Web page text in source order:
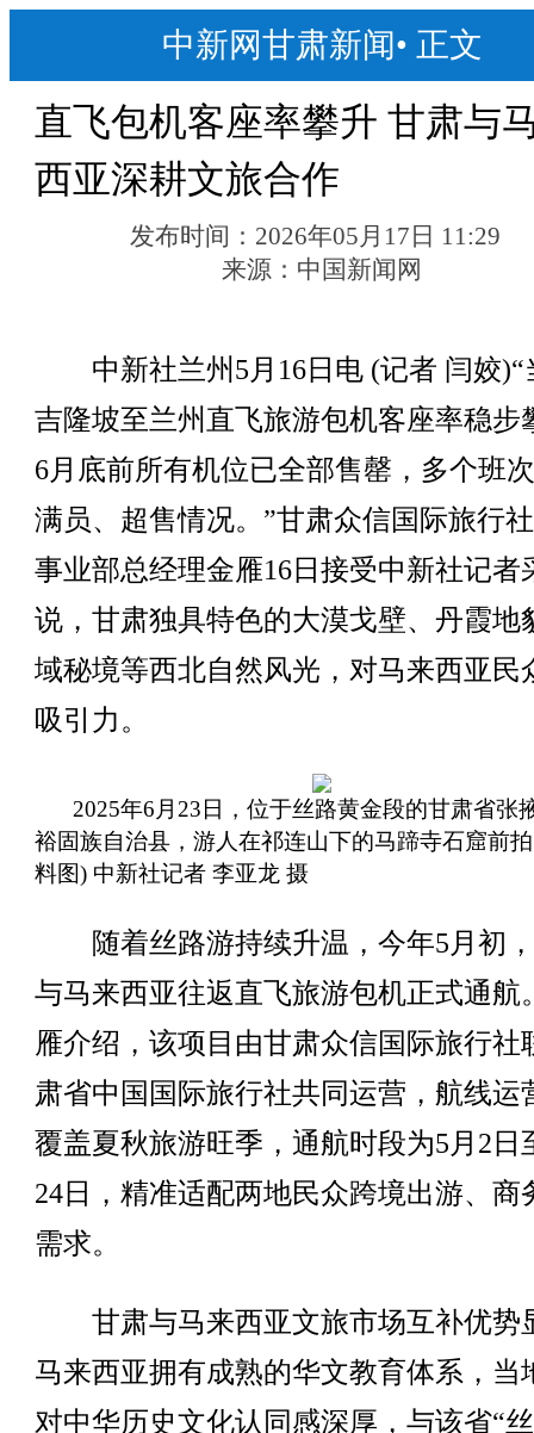
中新网甘肃新闻• 正文
直飞包机客座率攀升 甘肃与
西亚深耕文旅合作
发布时间： 2026年05月17日 11:29
来源： 中国新闻网
中新社兰州5月16日电 (记者 闫姣)“
吉隆坡至兰州直飞旅游包机客座率稳步
6月底前所有机位已全部售罄，多个班
满员、超售情况。”甘肃众信国际旅行
事业部总经理金雁16日接受中新社记者
说，甘肃独具特色的大漠戈壁、丹霞地
域秘境等西北自然风光，对马来西亚民
吸引力。
2025年6月23日，位于丝路黄金段的甘肃省张
裕固族自治县，游人在祁连山下的马蹄寺石窟前
料图) 中新社记者 李亚龙 摄
随着丝路游持续升温，今年5月初
与马来西亚往返直飞旅游包机正式通航
雁介绍，该项目由甘肃众信国际旅行社
肃省中国国际旅行社共同运营，航线运
覆盖夏秋旅游旺季，通航时段为5月2日
24日，精准适配两地民众跨境出游、商
需求。
甘肃与马来西亚文旅市场互补优势
马来西亚拥有成熟的华文教育体系，当
对中华历史文化认同感深厚，与该省“